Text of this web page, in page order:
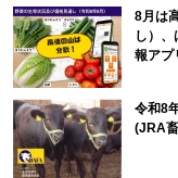
8月は
し）
報アプ
令和8
(JRA